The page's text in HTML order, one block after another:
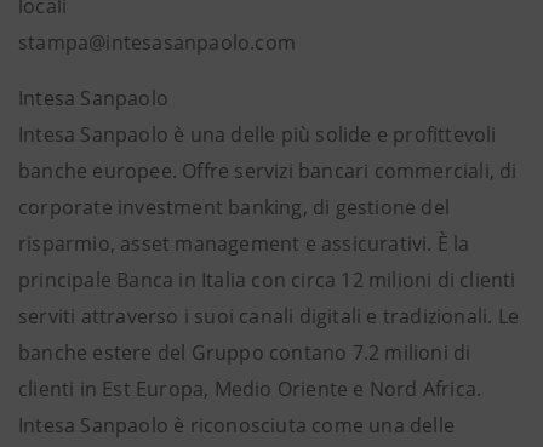
locali
stampa@intesasanpaolo.com
Intesa Sanpaolo
Intesa Sanpaolo è una delle più solide e profittevoli
banche europee. Offre servizi bancari commerciali, di
corporate investment banking, di gestione del
risparmio, asset management e assicurativi. È la
principale Banca in Italia con circa 12 milioni di clienti
serviti attraverso i suoi canali digitali e tradizionali. Le
banche estere del Gruppo contano 7.2 milioni di
clienti in Est Europa, Medio Oriente e Nord Africa.
Intesa Sanpaolo è riconosciuta come una delle